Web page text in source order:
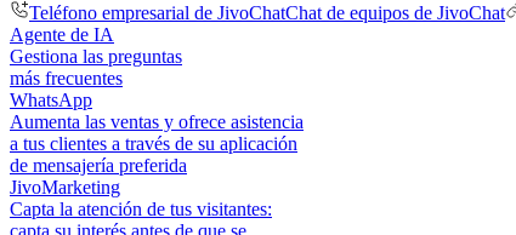
Teléfono empresarial de JivoChatChat de equipos de JivoChat
Agente de IA
Gestiona las preguntas
más frecuentes
WhatsApp
Aumenta las ventas y ofrece asistencia
a tus clientes a través de su aplicación
de mensajería preferida
JivoMarketing
Capta la atención de tus visitantes:
capta su interés antes de que se